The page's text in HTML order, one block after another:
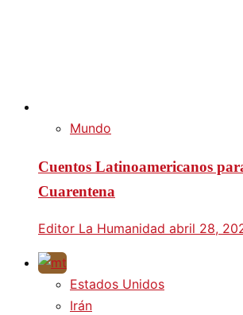
Mundo
Cuentos Latinoamericanos
Cuarentena
Editor La Humanidad abril 28,
Estados Unidos
Irán